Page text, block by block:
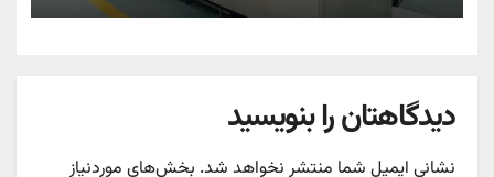
دیدگاهتان را بنویسید
نشانی ایمیل شما منتشر نخواهد شد. بخش‌های موردنیاز